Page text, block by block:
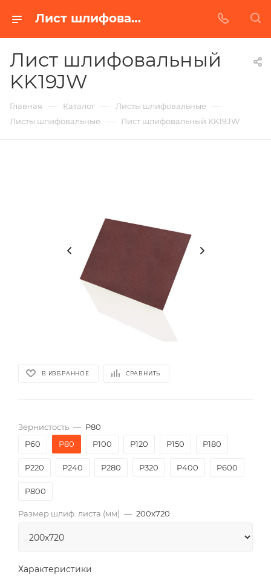
Лист шлифовальный KK19JW в Белгороде | Купить по недорогой цене от Абразивного Завода
Лист шлифовальный
KK19JW
Главная — Каталог — Листы шлифовальные —
Листы шлифовальные — Лист шлифовальный KK19JW
В ИЗБРАННОЕ СРАВНИТЬ
Зернистость — P80
P60
P80 P100 P120 P150 P180
P220 P240 P280 P320 P400 P600
P800
Размер шлиф. листа (мм) — 200х720
Характеристики